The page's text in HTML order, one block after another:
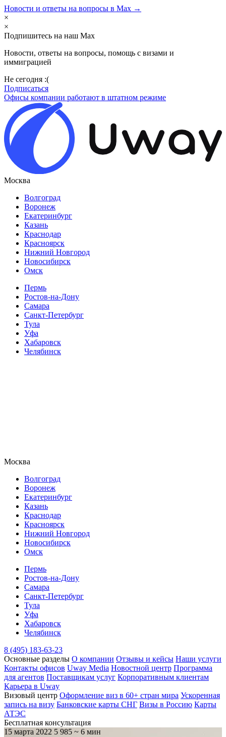
Новости и ответы на вопросы в Max →
×
×
Подпишитесь на наш Max
Новости, ответы на вопросы, помощь с визами и
иммиграцией
Не сегодня :(
Подписаться
Офисы компании работают в штатном режиме
Москва
Волгоград
Воронеж
Екатеринбург
Казань
Краснодар
Красноярск
Нижний Новгород
Новосибирск
Омск
Пермь
Ростов-на-Дону
Самара
Санкт-Петербург
Тула
Уфа
Хабаровск
Челябинск
Москва
Волгоград
Воронеж
Екатеринбург
Казань
Краснодар
Красноярск
Нижний Новгород
Новосибирск
Омск
Пермь
Ростов-на-Дону
Самара
Санкт-Петербург
Тула
Уфа
Хабаровск
Челябинск
8 (495) 183-63-23
Основные разделы О компании Отзывы и кейсы Наши услуги
Контакты офисов Uway Media Новостной центр Программа
для агентов Поставщикам услуг Корпоративным клиентам
Карьера в Uway
Визовый центр Оформление виз в 60+ стран мира Ускоренная
запись на визу Банковские карты СНГ Визы в Россию Карты
АТЭС
Бесплатная консультация
15 марта 2022 5 985 ~ 6 мин